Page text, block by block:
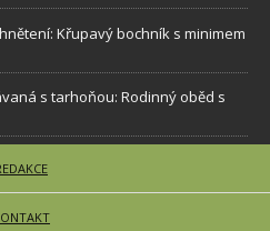
Křupavý bochník s minimem
s tarhoňou: Rodinný oběd s